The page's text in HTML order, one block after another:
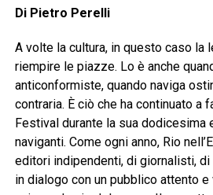
Di Pietro Perelli
A volte la cultura, in questo caso la
riempire le piazze. Lo è anche
anticonformiste, quando naviga
contraria. È ciò che ha continuato a
Festival durante la sua dodicesima
naviganti. Come ogni anno, Rio
editori indipendenti, di giornalisti,
in dialogo con un pubblico attento e